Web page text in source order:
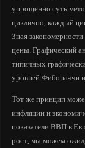
упрощенно суть
циклично, каждый
Зная
цены. Графический
типичных
уровней Фибоначчи
Тот же принцип
инфляции и
показатели ВВП в
рост, мы можем